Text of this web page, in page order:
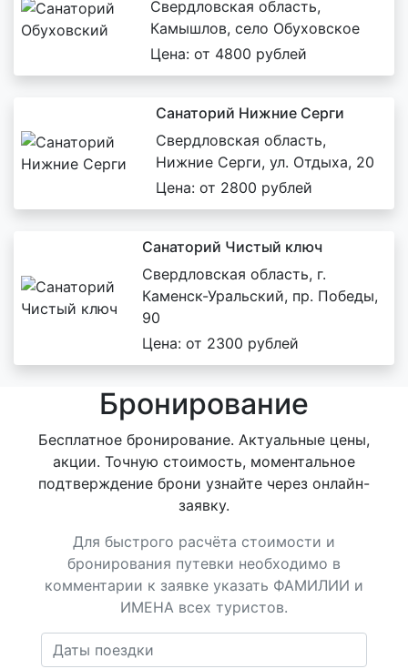
Свердловская область,
Камышлов, село Обуховское
Цена: от 4800 рублей
Санаторий Нижние Серги
Свердловская область,
Нижние Серги, ул. Отдыха, 20
Цена: от 2800 рублей
Санаторий Чистый ключ
Свердловская область, г.
Каменск-Уральский, пр. Победы,
90
Цена: от 2300 рублей
Бронирование
Бесплатное бронирование. Актуальные цены,
акции. Точную стоимость, моментальное
подтверждение брони узнайте через онлайн-
заявку.
Для быстрого расчёта стоимости и
бронирования путевки необходимо в
комментарии к заявке указать ФАМИЛИИ и
ИМЕНА всех туристов.